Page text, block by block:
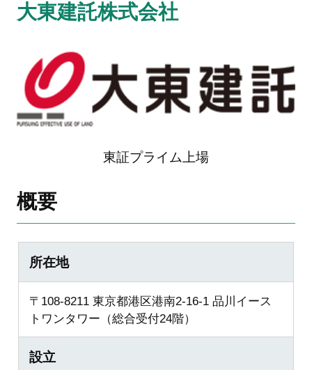
大東建託株式会社
東証プライム上場
概要
所在地
〒108-8211 東京都港区港南2-16-1 品川イース
トワンタワー（総合受付24階）
設立